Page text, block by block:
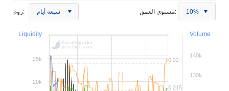
زوم: سبعة أيام مستوى العمق: 10%
Volume
Liquidity
0.215
0.22
130k
140k
20k
25k